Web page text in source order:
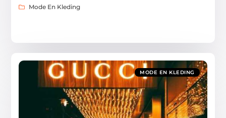
Mode En Kleding
MODE EN KLEDING